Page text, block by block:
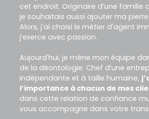
cet endroit. Originaire d’une famille
je souhaitais aussi ajouter ma pierre
Alors, j'ai choisi le métier d'agent
j’exerce avec passion.
Aujourd'hui, je mène mon équipe
de la déontologie. Chef d’une
indépendante et à taille humaine,
l’importance à chacun de mes
dans cette relation de confiance
vous accompagne dans votre